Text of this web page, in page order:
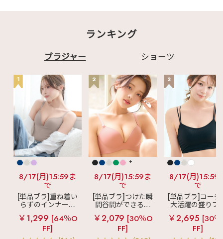
ランキング
ブラジャー ショーツ
1
8/17(月)15:59ま
で
[単品ブラ]重ね着い
らずのインナーブ
ラ
リッチバスト
ブラトップ (ワイヤ
ー入り)
￥1,299 [64％O
FF]
2
+
8/17(月)15:59ま
で
[単品ブラ]つけた瞬
間谷間ができるシ
ームレスブラ
超
盛ブラ(R) シームレ
ス 単品ブラジャー
￥2,079 [30％O
FF]
3
8/17(月)15:59
で
[単品ブラ]コーデ
大活躍の盛りブ
ショートレン
ス ブラトップ 超
ブラ(R) 単品ブ
ャー
￥2,695 [30
FF]